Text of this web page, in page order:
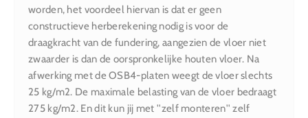
worden, het voordeel hiervan is dat er geen
constructieve herberekening nodig is voor de
draagkracht van de fundering, aangezien de vloer niet
zwaarder is dan de oorspronkelijke houten vloer. Na
afwerking met de OSB4-platen weegt de vloer slechts
25 kg/m2. De maximale belasting van de vloer bedraagt
275 kg/m2. En dit kun jij met ''zelf monteren'' zelf